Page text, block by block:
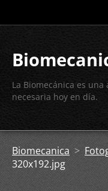
La Biomecánica es una
necesaria hoy en día.
Biomecanica >
320x192.jpg